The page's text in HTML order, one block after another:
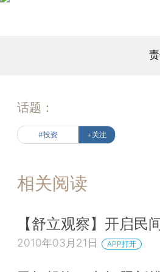
话题：
#投资 +关注
相关阅读
【舒立观察】开启民
2010年03月21日 APP打开